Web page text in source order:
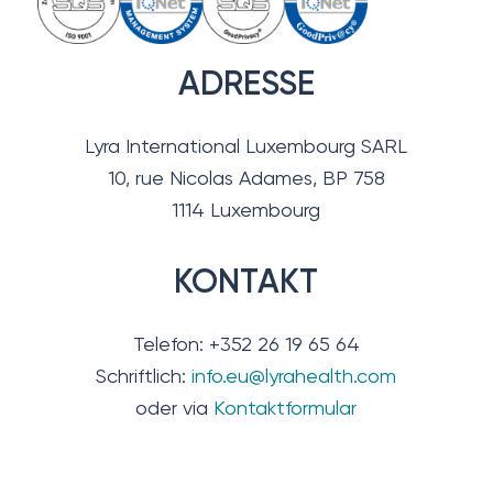
ADRESSE
Lyra International Luxembourg SARL
10, rue Nicolas Adames, BP 758
1114 Luxembourg
KONTAKT
Telefon: +352 26 19 65 64
Schriftlich:info.eu@lyrahealth.com
oder via Kontaktformular